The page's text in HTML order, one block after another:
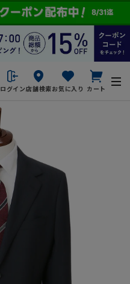
ログイン店舗検索お気に入り カート